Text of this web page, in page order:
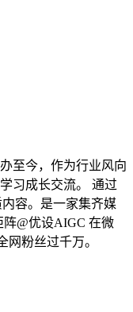
至今，作为行业风向
习成长交流。 通过
容。是一家集齐媒
@优设AIGC 在微
粉丝过千万。